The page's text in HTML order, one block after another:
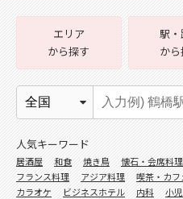
エリア
から探す
駅・
か
人気キーワード
居酒屋 和食 焼き鳥 懐石・会席料理
フランス料理
アジア料理 喫茶・カフ
カラオケ
ビジネスホテル 内科 小